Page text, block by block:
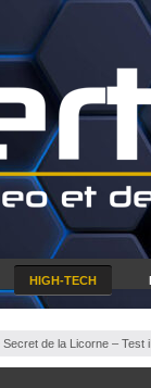
HIGH-TECH
de la Licorne – Test